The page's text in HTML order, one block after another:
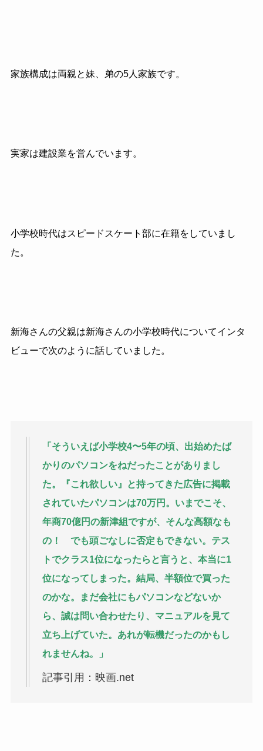
家族構成は両親と妹、弟の5人家族です。
実家は建設業を営んでいます。
小学校時代はスピードスケート部に在籍をしていまし
た。
新海さんの父親は新海さんの小学校時代についてインタ
ビューで次のように話していました。
「そういえば小学校4〜5年の頃、出始めたば
かりのパソコンをねだったことがありまし
た。『これ欲しい』と持ってきた広告に掲載
されていたパソコンは70万円。いまでこそ、
年商70億円の新津組ですが、そんな高額なも
の！ でも頭ごなしに否定もできない。テス
トでクラス1位になったらと言うと、本当に1
位になってしまった。結局、半額位で買った
のかな。まだ会社にもパソコンなどないか
ら、誠は問い合わせたり、マニュアルを見て
立ち上げていた。あれが転機だったのかもし
れませんね。」
記事引用：映画.net